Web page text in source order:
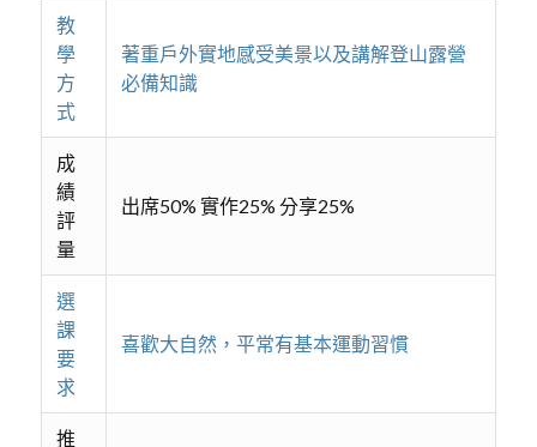
教
學
方
式
著重戶外實地感受美景以及講解登山露營
必備知識
成
績
評
量
出席50% 實作25% 分享25%
選
課
要
求
喜歡大自然，平常有基本運動習慣
推